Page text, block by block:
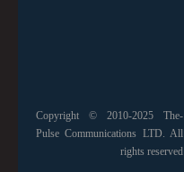
Copyright © 2010-2025 The-
Pulse Communications LTD. All
rights reserved